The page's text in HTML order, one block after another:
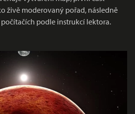
živě moderovaný pořad, následně
podle instrukcí lektora.